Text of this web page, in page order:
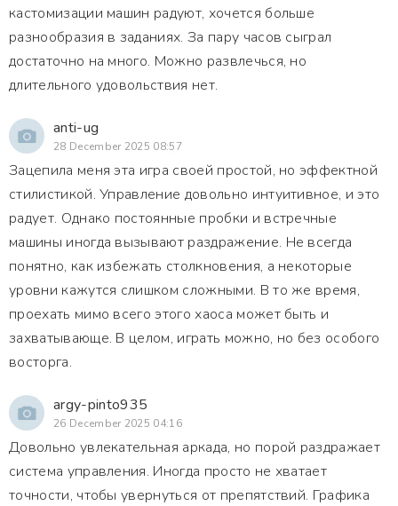
кастомизации машин радуют, хочется больше
разнообразия в заданиях. За пару часов сыграл
достаточно на много. Можно развлечься, но
длительного удовольствия нет.
anti-ug
28 December 2025 08:57
Зацепила меня эта игра своей простой, но эффектной
стилистикой. Управление довольно интуитивное, и это
радует. Однако постоянные пробки и встречные
машины иногда вызывают раздражение. Не всегда
понятно, как избежать столкновения, а некоторые
уровни кажутся слишком сложными. В то же время,
проехать мимо всего этого хаоса может быть и
захватывающе. В целом, играть можно, но без особого
восторга.
argy-pinto935
26 December 2025 04:16
Довольно увлекательная аркада, но порой раздражает
система управления. Иногда просто не хватает
точности, чтобы увернуться от препятствий. Графика